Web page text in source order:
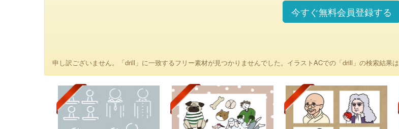
今すぐ無料会員登録する
申し訳ございません。「drill」に一致するフリー素材が見つかりませんでした。イラストACでの「drill」の検索結果は